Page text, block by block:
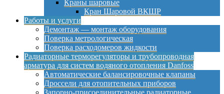
Краны шаровые
Кран Шаровой ВКШР
Работы и услуги
Демонтаж — монтаж оборудования
Поверка метрологическая
Поверка расходомеров жидкости
Радиаторные терморегуляторы и трубопроводная
арматура для систем водяного отопления Danfoss
Автоматические балансировочные клапаны
Дроссели для отопительных приборов
Запорно-присоединительные радиаторные